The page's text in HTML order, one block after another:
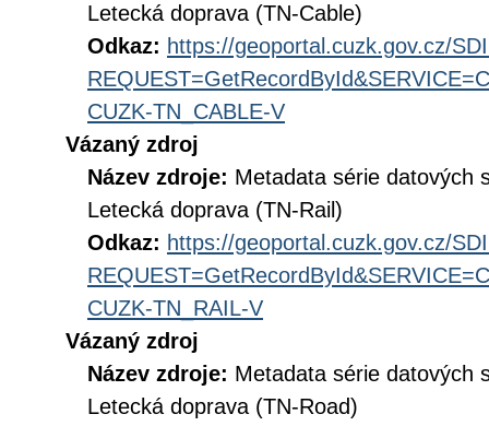
Letecká doprava (TN-Cable)
Odkaz: https://geoportal.cuzk.gov.cz/
CUZK-TN_CABLE-V
Vázaný zdroj
Název zdroje: Metadata série datových
Letecká doprava (TN-Rail)
Odkaz: https://geoportal.cuzk.gov.cz/
CUZK-TN_RAIL-V
Vázaný zdroj
Název zdroje: Metadata série datových
Letecká doprava (TN-Road)